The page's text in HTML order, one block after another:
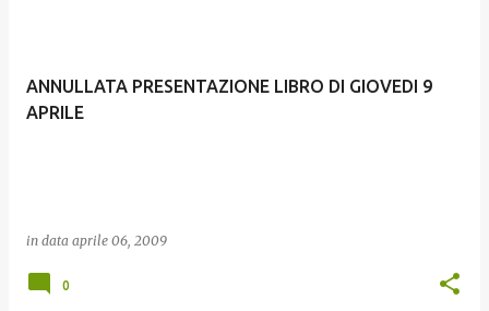
ANNULLATA PRESENTAZIONE LIBRO DI GIOVEDI 9
APRILE
in data aprile 06, 2009
0